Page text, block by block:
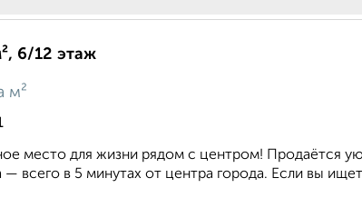
6/12 этаж
м²
место для жизни рядом с центром! Продаётся
всего в 5 минутах от центра города. Если вы